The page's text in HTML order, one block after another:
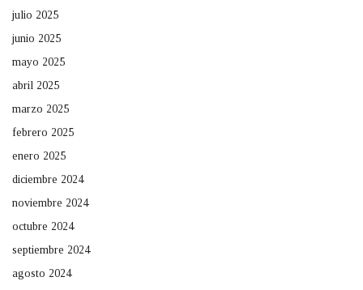
julio 2025
junio 2025
mayo 2025
abril 2025
marzo 2025
febrero 2025
enero 2025
diciembre 2024
noviembre 2024
octubre 2024
septiembre 2024
agosto 2024